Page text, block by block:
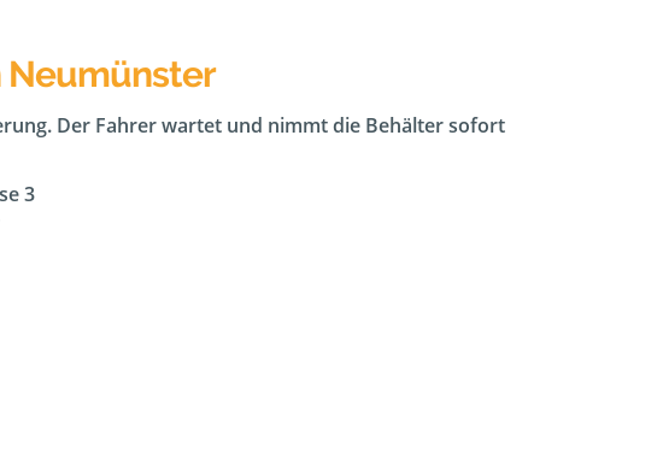
Neumünster
Der Fahrer wartet und nimmt die Behälter sofort
3